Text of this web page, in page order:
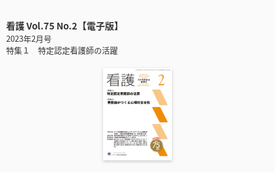
看護 Vol.75 No.2【電子版】
2023年2月号
特集１ 特定認定看護師の活躍